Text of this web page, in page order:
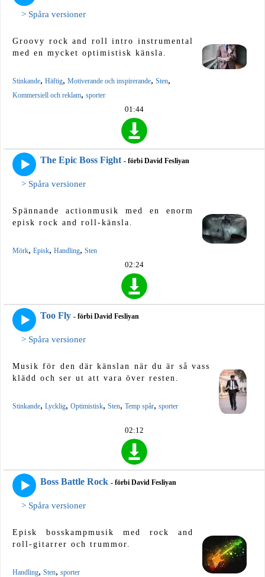
> Spåra versioner
Groovy rock and roll intro instrumental
med en mycket optimistisk känsla.
Stinkande, Häftig, Motiverande och inspirerande, Sten,
Kommersiell och reklam, sporter
01:44
The Epic Boss Fight - förbi David Fesliyan
> Spåra versioner
Spännande actionmusik med en enorm
episk rock and roll-känsla.
Mörk, Episk, Handling, Sten
02:24
Too Fly - förbi David Fesliyan
> Spåra versioner
Musik för den där känslan när du är så vass
klädd och ser ut att vara över resten.
Stinkande, Lycklig, Optimistisk, Sten, Temp spår, sporter
02:12
Boss Battle Rock - förbi David Fesliyan
> Spåra versioner
Episk bosskampmusik med rock and
roll-gitarrer och trummor.
Handling, Sten, sporter